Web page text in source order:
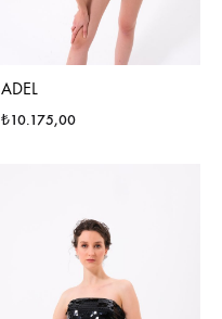
ADEL
₺10.175,00